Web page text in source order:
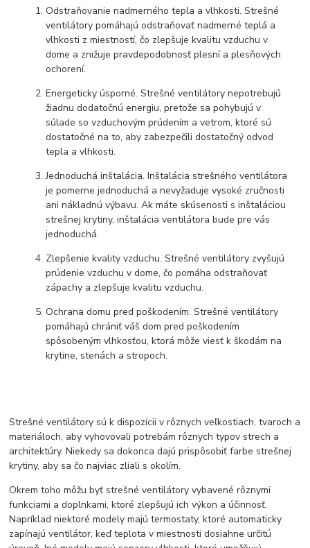
Odstraňovanie nadmerného tepla a vlhkosti. Strešné
ventilátory pomáhajú odstraňovať nadmerné teplá a
vlhkosti z miestností, čo zlepšuje kvalitu vzduchu v
dome a znižuje pravdepodobnosť plesní a plesňových
ochorení.
Energeticky úsporné. Strešné ventilátory nepotrebujú
žiadnu dodatočnú energiu, pretože sa pohybujú v
súlade so vzduchovým prúdením a vetrom, ktoré sú
dostatočné na to, aby zabezpečili dostatočný odvod
tepla a vlhkosti.
Jednoduchá inštalácia. Inštalácia strešného ventilátora
je pomerne jednoduchá a nevyžaduje vysoké zručnosti
ani nákladnú výbavu. Ak máte skúsenosti s inštaláciou
strešnej krytiny, inštalácia ventilátora bude pre vás
jednoduchá.
Zlepšenie kvality vzduchu. Strešné ventilátory zvyšujú
prúdenie vzduchu v dome, čo pomáha odstraňovať
zápachy a zlepšuje kvalitu vzduchu.
Ochrana domu pred poškodením. Strešné ventilátory
pomáhajú chrániť váš dom pred poškodením
spôsobeným vlhkosťou, ktorá môže viesť k škodám na
krytine, stenách a stropoch.
Strešné ventilátory sú k dispozícii v rôznych veľkostiach, tvaroch a
materiáloch, aby vyhovovali potrebám rôznych typov strech a
architektúry. Niekedy sa dokonca dajú prispôsobiť farbe strešnej
krytiny, aby sa čo najviac zliali s okolím.
Okrem toho môžu byť strešné ventilátory vybavené rôznymi
funkciami a doplnkami, ktoré zlepšujú ich výkon a účinnosť.
Napríklad niektoré modely majú termostaty, ktoré automaticky
zapínajú ventilátor, keď teplota v miestnosti dosiahne určitú